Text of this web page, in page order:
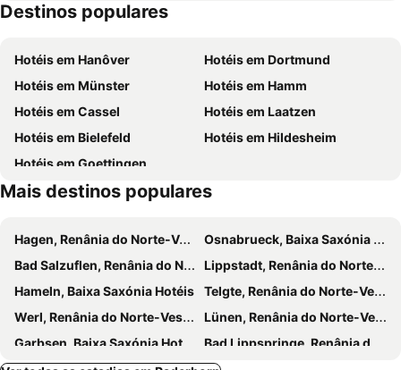
Stiftung Kloster Dalheim
Usseln
Leineweber
Weser-Therme Bad Karlshafen
Four Seasons Park
Huelsmann
Hermannsdenkmal
Soester Weihnachtsmarkt
Destinos populares
Hotéis em Hanôver
Hotéis em Dortmund
Hotéis em Münster
Hotéis em Hamm
Hotéis em Cassel
Hotéis em Laatzen
Hotéis em Bielefeld
Hotéis em Hildesheim
Hotéis em Goettingen
Mais destinos populares
Hagen, Renânia do Norte-Vestfália Hotéis
Osnabrueck, Baixa Saxónia Hotéis
Bad Salzuflen, Renânia do Norte-Vestfália Hotéis
Lippstadt, Renânia do Norte-Vestfália Hotéis
Hameln, Baixa Saxónia Hotéis
Telgte, Renânia do Norte-Vestfália Hotéis
Werl, Renânia do Norte-Vestfália Hotéis
Lünen, Renânia do Norte-Vestfália Hotéis
Garbsen, Baixa Saxónia Hotéis
Bad Lippspringe, Renânia do Norte-Vestfália Hotéis